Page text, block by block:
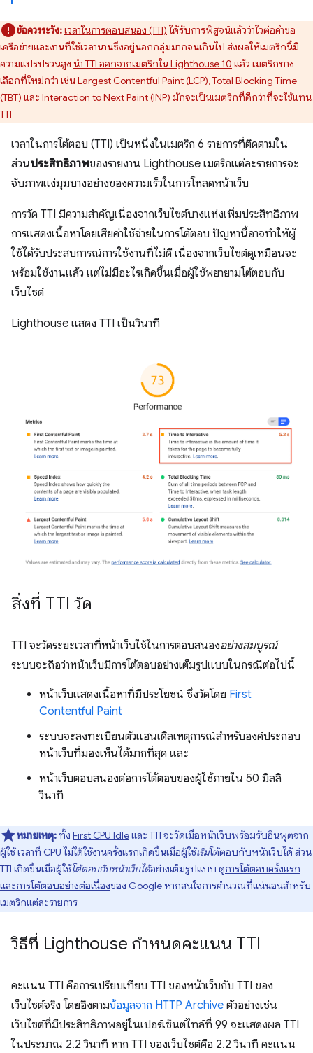
ข้อควรระวัง:เวลาในการตอบสนอง (TTI) ได้รับการพิสูจน์แล้วว่าไวต่อคําขอ
เครือข่ายและงานที่ใช้เวลานานซึ่งอยู่นอกกลุ่มมากจนเกินไป ส่งผลให้เมตริกนี้มี
ความแปรปรวนสูง นํา TTI ออกจากเมตริกใน Lighthouse 10 แล้ว เมตริกทาง
เลือกที่ใหม่กว่า เช่นLargest Contentful Paint (LCP),Total Blocking Time
(TBT) และ Interaction to Next Paint (INP) มักจะเป็นเมตริกที่ดีกว่าที่จะใช้แทน
TTI
เวลาในการโต้ตอบ (TTI) เป็นหนึ่งในเมตริก 6 รายการที่ติดตามใน
ส่วนประสิทธิภาพของรายงาน Lighthouse เมตริกแต่ละรายการจะ
จับภาพแง่มุมบางอย่างของความเร็วในการโหลดหน้าเว็บ
การวัด TTI มีความสำคัญเนื่องจากเว็บไซต์บางแห่งเพิ่มประสิทธิภาพ
การแสดงเนื้อหาโดยเสียค่าใช้จ่ายในการโต้ตอบ ปัญหานี้อาจทำให้ผู้
ใช้ได้รับประสบการณ์การใช้งานที่ไม่ดี เนื่องจากเว็บไซต์ดูเหมือนจะ
พร้อมใช้งานแล้ว แต่ไม่มีอะไรเกิดขึ้นเมื่อผู้ใช้พยายามโต้ตอบกับ
เว็บไซต์
Lighthouse แสดง TTI เป็นวินาที
สิ่งที่ TTI วัด
TTI จะวัดระยะเวลาที่หน้าเว็บใช้ในการตอบสนองอย่างสมบูรณ์
ระบบจะถือว่าหน้าเว็บมีการโต้ตอบอย่างเต็มรูปแบบในกรณีต่อไปนี้
หน้าเว็บแสดงเนื้อหาที่มีประโยชน์ ซึ่งวัดโดย First
Contentful Paint
ระบบจะลงทะเบียนตัวแฮนเดิลเหตุการณ์สําหรับองค์ประกอบ
หน้าเว็บที่มองเห็นได้มากที่สุด และ
หน้าเว็บตอบสนองต่อการโต้ตอบของผู้ใช้ภายใน 50 มิลลิ
วินาที
หมายเหตุ: ทั้ง First CPU Idleและ TTI จะวัดเมื่อหน้าเว็บพร้อมรับอินพุตจาก
ผู้ใช้ เวลาที่ CPU ไม่ได้ใช้งานครั้งแรกเกิดขึ้นเมื่อผู้ใช้เริ่มโต้ตอบกับหน้าเว็บได้ ส่วน
TTI เกิดขึ้นเมื่อผู้ใช้โต้ตอบกับหน้าเว็บได้อย่างเต็มรูปแบบ ดูการโต้ตอบครั้งแรก
และการโต้ตอบอย่างต่อเนื่องของ Google หากสนใจการคำนวณที่แน่นอนสําหรับ
เมตริกแต่ละรายการ
วิธีที่ Lighthouse กำหนดคะแนน TTI
คะแนน TTI คือการเปรียบเทียบ TTI ของหน้าเว็บกับ TTI ของ
เว็บไซต์จริง โดยอิงตามข้อมูลจาก HTTP Archive ตัวอย่างเช่น
เว็บไซต์ที่มีประสิทธิภาพอยู่ในเปอร์เซ็นต์ไทล์ที่ 99 จะแสดงผล TTI
ในประมาณ 2.2 วินาที หาก TTI ของเว็บไซต์คือ 2.2 วินาที คะแนน